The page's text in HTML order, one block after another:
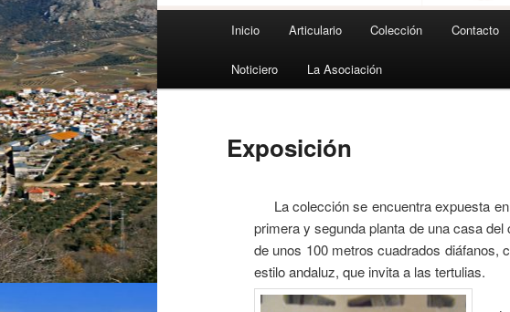
Inicio Articulario Colección Contacto
Noticiero La Asociación
Exposición
La colección se encuentra expuesta
primera y segunda planta de una casa
de unos 100 metros cuadrados diáfanos,
estilo andaluz, que invita a las tertulias.